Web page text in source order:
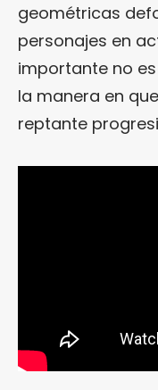
geométricas
personajes en
importante no
la manera en
reptante